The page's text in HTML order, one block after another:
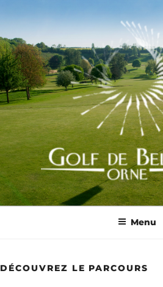
au
contenu
principal
GOLF DE BELLÊME
Menu
DÉCOUVREZ LE PARCOURS